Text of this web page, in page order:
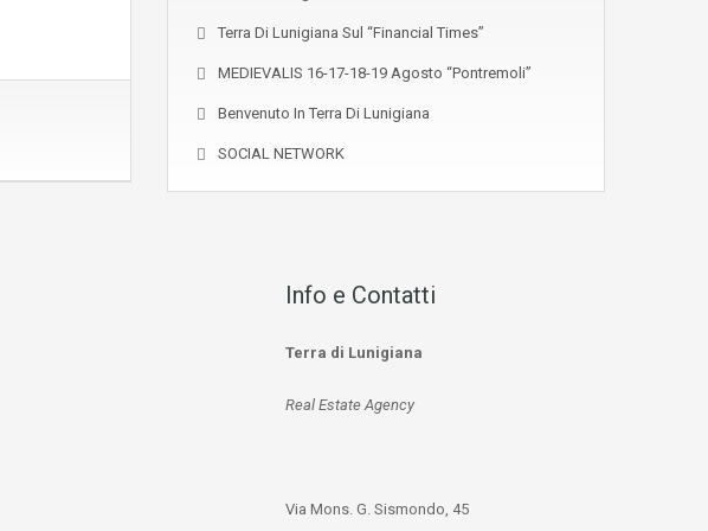
Terra Di Lunigiana Sul “Financial Times”
MEDIEVALIS 16-17-18-19 Agosto “Pontremoli”
Benvenuto In Terra Di Lunigiana
SOCIAL NETWORK
Info e Contatti
Terra di Lunigiana
Real Estate Agency
Via Mons. G. Sismondo, 45